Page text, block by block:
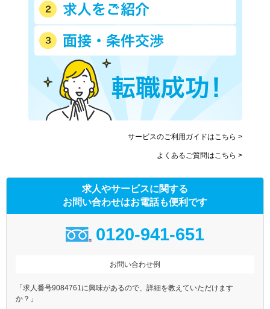
サービスのご利用ガイドはこちら >
よくあるご質問はこちら >
求人やサービスに関する
お問い合わせはお電話も便利です
0120-941-651
お問い合わせ例
「求人番号9084761に興味があるので、詳細を教えていただけます
か？」